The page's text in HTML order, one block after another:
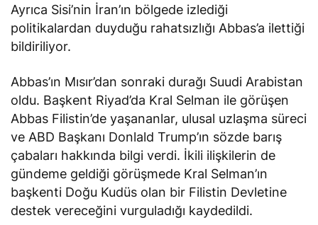
Ayrıca Sisi’nin İran’ın bölgede izlediği
politikalardan duyduğu rahatsızlığı Abbas’a ilettiği
bildiriliyor.
Abbas’ın Mısır’dan sonraki durağı Suudi Arabistan
oldu. Başkent Riyad’da Kral Selman ile görüşen
Abbas Filistin’de yaşananlar, ulusal uzlaşma süreci
ve ABD Başkanı Donlald Trump’ın sözde barış
çabaları hakkında bilgi verdi. İkili ilişkilerin de
gündeme geldiği görüşmede Kral Selman’ın
başkenti Doğu Kudüs olan bir Filistin Devletine
destek vereceğini vurguladığı kaydedildi.